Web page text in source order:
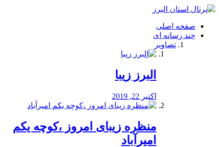
فصد
شرق
تهران
خشکشویی
صفحه اصلی
چند رسانه ای
تصاویر
البرز زیبا
اکتبر 22, 2019
منظره‌‌ زیبای امروز ،کوچه یکم
امیرآباد